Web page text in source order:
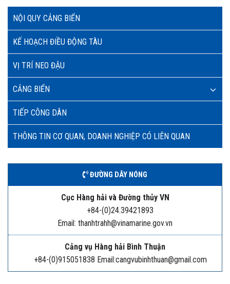
NỘI QUY CẢNG BIỂN
KẾ HOẠCH ĐIỀU ĐỘNG TÀU
VỊ TRÍ NEO ĐẬU
CẢNG BIỂN
TIẾP CÔNG DÂN
THÔNG TIN CƠ QUAN, DOANH NGHIỆP CÓ LIÊN QUAN
ĐƯỜNG DÂY NÓNG
Cục Hàng hải và Đường thủy VN
+84-(0)24.39421893
Email: thanhtrahh@vinamarine.gov.vn
Cảng vụ Hàng hải Bình Thuận
+84-(0)915051838 Email:cangvubinhthuan@gmail.com